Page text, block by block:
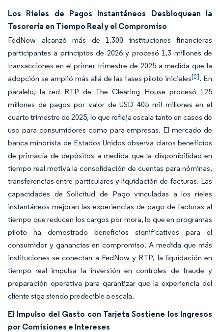
Los Rieles de Pagos Instantáneos Desbloquean la
Tesorería en Tiempo Real y el Compromiso
FedNow alcanzó más de 1.300 instituciones financieras
participantes a principios de 2026 y procesó 1,3 millones de
transacciones en el primer trimestre de 2025 a medida que la
adopción se amplió más allá de las fases piloto iniciales[2]. En
paralelo, la red RTP de The Clearing House procesó 125
millones de pagos por valor de USD 405 mil millones en el
cuarto trimestre de 2025, lo que refleja escala tanto en casos de
uso para consumidores como para empresas. El mercado de
banca minorista de Estados Unidos observa claros beneficios
de primacía de depósitos a medida que la disponibilidad en
tiempo real motiva la consolidación de cuentas para nóminas,
transferencias entre particulares y liquidación de facturas. Las
capacidades de Solicitud de Pago vinculadas a los rieles
instantáneos mejoran las experiencias de pago de facturas al
tiempo que reducen los cargos por mora, lo que en programas
piloto ha demostrado beneficios significativos para el
consumidor y ganancias en compromiso. A medida que más
instituciones se conectan a FedNow y RTP, la liquidación en
tiempo real impulsa la inversión en controles de fraude y
preparación operativa para garantizar que la experiencia del
cliente siga siendo predecible a escala.
El Impulso del Gasto con Tarjeta Sostiene los Ingresos
por Comisiones e Intereses